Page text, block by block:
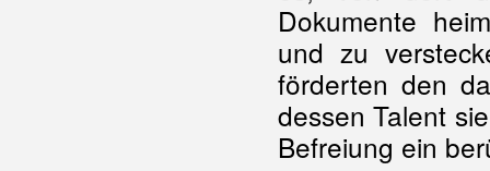
Dokumente
und zu
förderten den
dessen Talent
Befreiung ein